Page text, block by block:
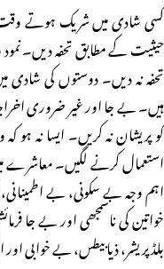
کسی شادی میں شریک ہوتے وقت
حیثیت کے مطابق تحفہ دیں۔
تحفہ نہ دیں۔ دوستوں کی شادی
ہیں۔ بے جا اور غیر ضروری
کو پریشان نہ کریں۔ ایسا نہ ہو
استعمال کرنے لگیں۔ معاشرے
اہم وجہ بے سکونی، بے
خواتین کی ناسمجھی اور بے جا
بلڈ پریشر، ذیابیطس، بے خوابی